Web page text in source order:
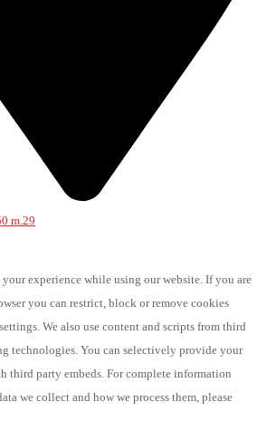
m.29
your experience while using our website. If you are
you can restrict, block or remove cookies
We also use content and scripts from third
technologies. You can selectively provide your
third party embeds. For complete information
we collect and how we process them, please